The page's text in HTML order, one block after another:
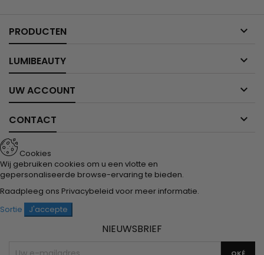
PRODUCTEN 
LUMIBEAUTY 
UW ACCOUNT 
CONTACT 
Cookies
Wij gebruiken cookies om u een vlotte en
gepersonaliseerde browse-ervaring te bieden.
Raadpleeg ons Privacybeleid voor meer informatie.
Sortie
J'accepte
NIEUWSBRIEF